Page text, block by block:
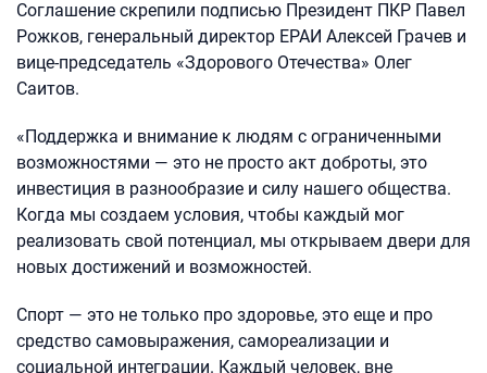
Соглашение скрепили подписью Президент ПКР Павел
Рожков, генеральный директор ЕРАИ Алексей Грачев и
вице-председатель «Здорового Отечества» Олег
Саитов.
«Поддержка и внимание к людям с ограниченными
возможностями — это не просто акт доброты, это
инвестиция в разнообразие и силу нашего общества.
Когда мы создаем условия, чтобы каждый мог
реализовать свой потенциал, мы открываем двери для
новых достижений и возможностей.
Спорт — это не только про здоровье, это еще и про
средство самовыражения, самореализации и
социальной интеграции. Каждый человек, вне